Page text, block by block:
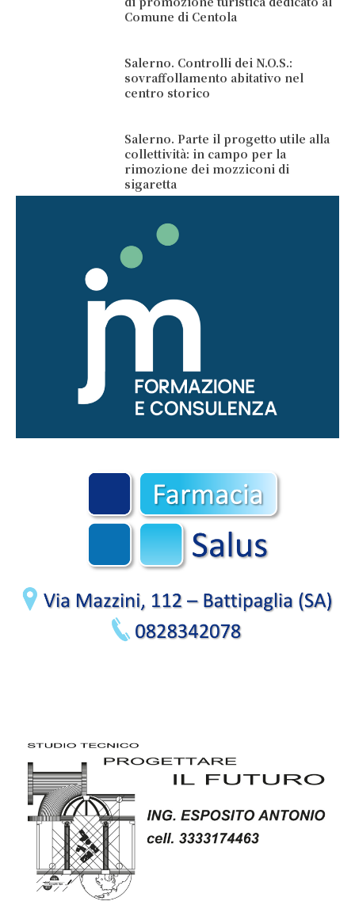
Comune di Centola
Salerno. Controlli dei N.O.S.:
sovraffollamento abitativo nel
centro storico
Salerno. Parte il progetto utile alla
collettività: in campo per la
rimozione dei mozziconi di
sigaretta